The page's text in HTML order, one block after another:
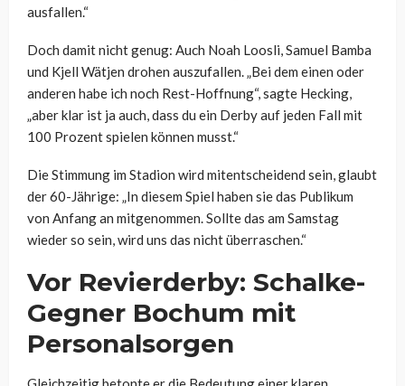
ausfallen.“
Doch damit nicht genug: Auch Noah Loosli, Samuel Bamba
und Kjell Wätjen drohen auszufallen. „Bei dem einen oder
anderen habe ich noch Rest-Hoffnung“, sagte Hecking,
„aber klar ist ja auch, dass du ein Derby auf jeden Fall mit
100 Prozent spielen können musst.“
Die Stimmung im Stadion wird mitentscheidend sein, glaubt
der 60-Jährige: „In diesem Spiel haben sie das Publikum
von Anfang an mitgenommen. Sollte das am Samstag
wieder so sein, wird uns das nicht überraschen.“
Vor Revierderby: Schalke-
Gegner Bochum mit
Personalsorgen